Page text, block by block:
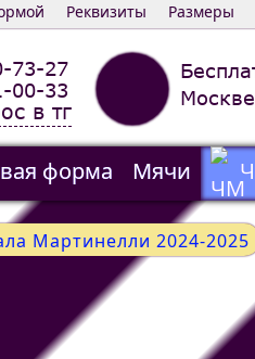
Размеры
Реквизиты
73-27
00-33
в тг
форма Мячи
Мартинелли 2024-2025